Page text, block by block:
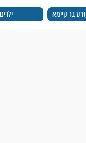
זרע בר קיימא ילדים